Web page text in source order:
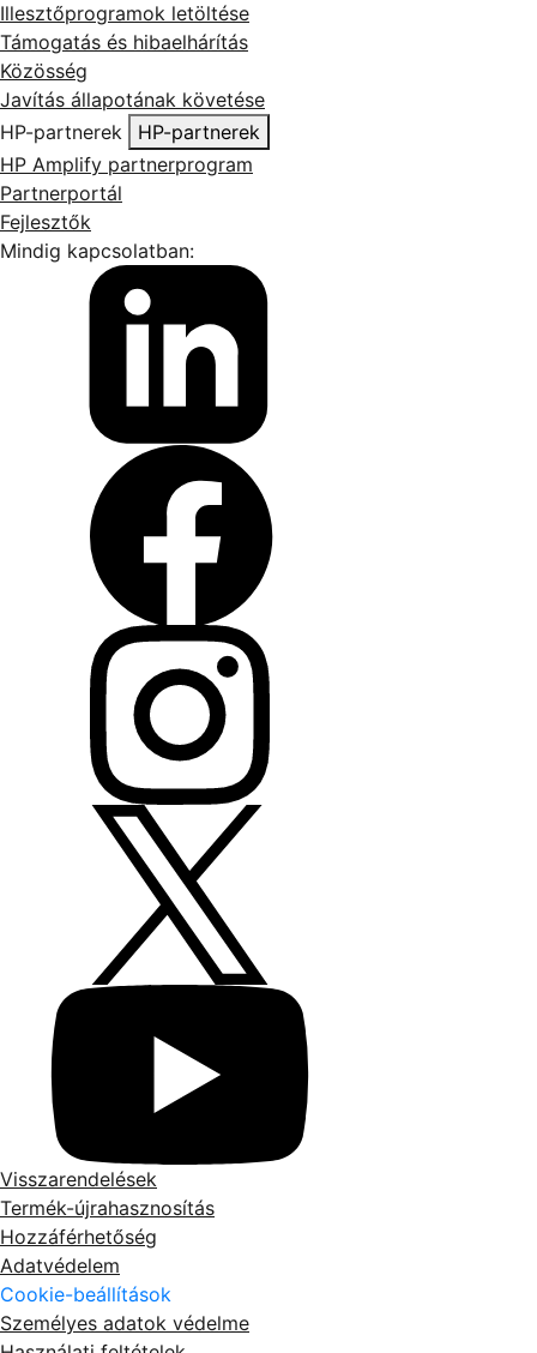
Illesztőprogramok letöltése
Támogatás és hibaelhárítás
Közösség
Javítás állapotának követése
HP-partnerek
HP-partnerek
HP Amplify partnerprogram
Partnerportál
Fejlesztők
Mindig kapcsolatban:
Visszarendelések
Termék-újrahasznosítás
Hozzáférhetőség
Adatvédelem
Cookie-beállítások
Személyes adatok védelme